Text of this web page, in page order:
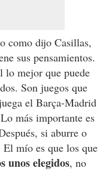
como dijo Casillas,
sus pensamientos.
lo mejor que puede
Son juegos que
el Barça-Madrid
más importante es
si aburre o
El mío es que los que
unos elegidos, no